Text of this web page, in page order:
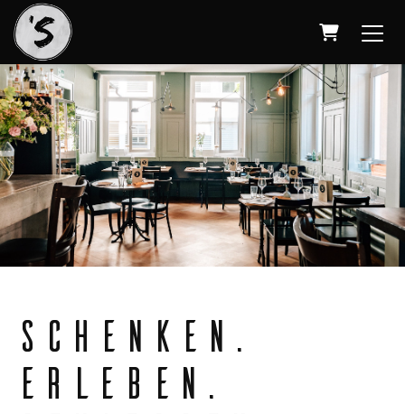
Warenkorb
SCHENKEN.
ERLEBEN.